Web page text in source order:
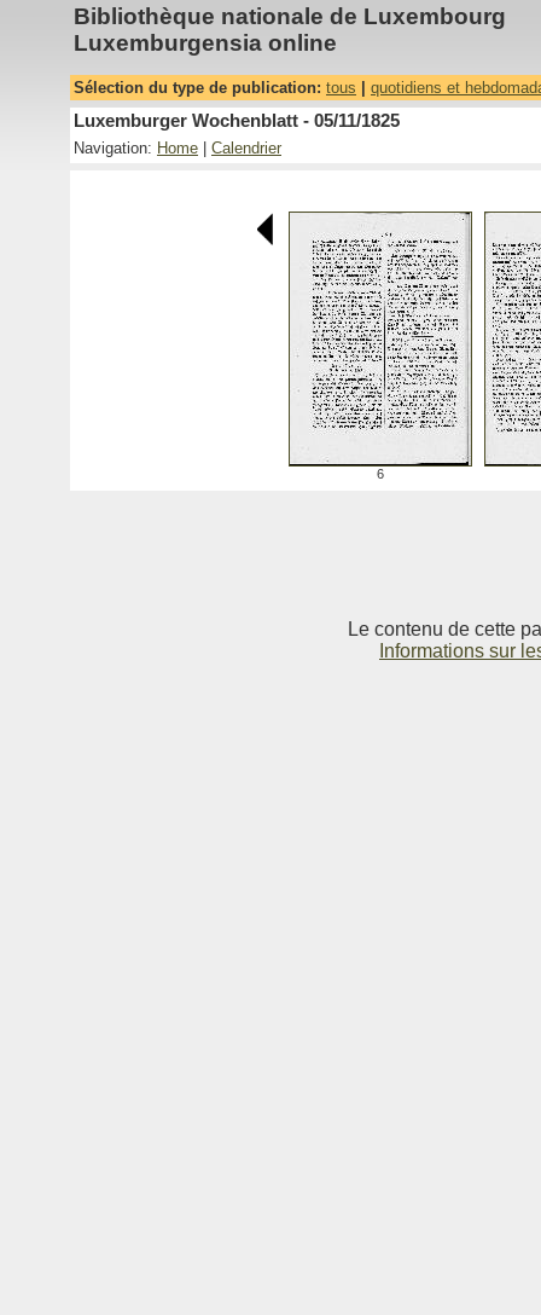
Bibliothèque nationale de Luxembourg
Luxemburgensia online
Sélection du type de publication: tous quotidiens et
Luxemburger Wochenblatt - 05/11/1825
Navigation: Home Calendrier
6
Le contenu de cette
Informations sur